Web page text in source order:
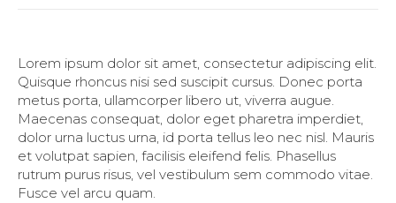
Lorem ipsum dolor sit amet, consectetur adipiscing elit.
Quisque rhoncus nisi sed suscipit cursus. Donec porta
metus porta, ullamcorper libero ut, viverra augue.
Maecenas consequat, dolor eget pharetra imperdiet,
dolor urna luctus urna, id porta tellus leo nec nisl. Mauris
et volutpat sapien, facilisis eleifend felis. Phasellus
rutrum purus risus, vel vestibulum sem commodo vitae.
Fusce vel arcu quam.